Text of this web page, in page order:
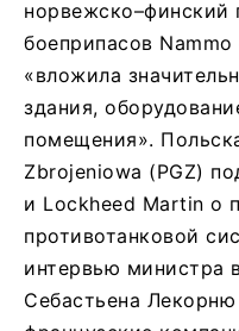
норвежско–финский
боеприпасов
«вложила
здания,
помещения».
Zbrojeniowa (PGZ)
и Lockheed Martin о
противотанковой
интервью министра
Себастьена